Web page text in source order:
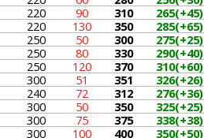
220 90 310 265(+45)
220 130 350 285(+65)
250 50 300 275(+25)
250 80 330 290(+40)
250 120 370 310(+60)
300 51 351 326(+26)
240 72 312 276(+36)
300 50 350 325(+25)
300 75 375 338(+38)
300 100 400 350(+50)